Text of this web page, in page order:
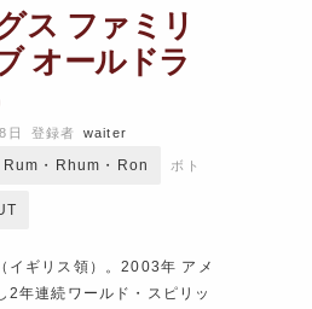
ス ファミリ
オールドラ
日 登録者 waiter
Rum・Rhum・Ron ボト
イギリス領）。2003年 アメ
2年連続ワールド・スピリッ